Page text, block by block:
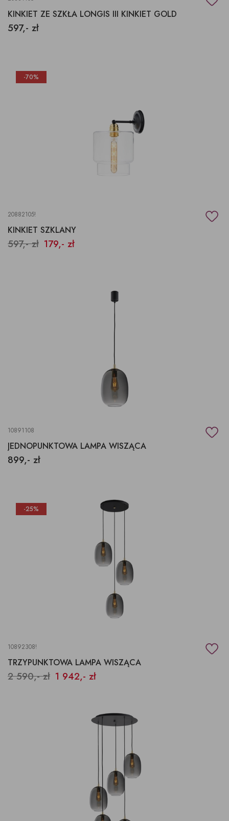
KINKIET ZE SZKŁA LONGIS III KINKIET GOLD
597,- zł
-70%
20882105!
KINKIET SZKLANY
597,- zł 179,- zł
10891108
JEDNOPUNKTOWA LAMPA WISZĄCA
899,- zł
-25%
10892308!
TRZYPUNKTOWA LAMPA WISZĄCA
2 590,- zł 1 942,- zł